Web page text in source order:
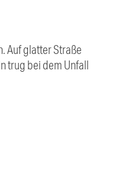
Auf glatter Straße
trug bei dem Unfall